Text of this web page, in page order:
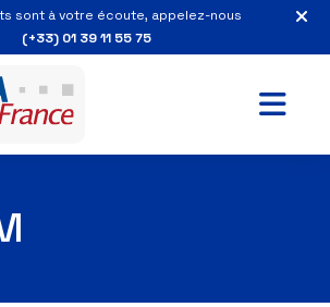
sont à votre écoute, appelez-nous
(+33) 01 39 11 55 75